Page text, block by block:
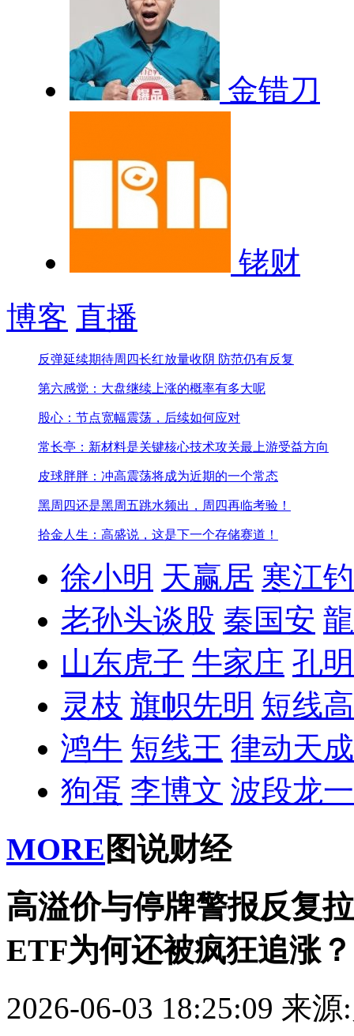
金错刀
铑财
博客 直播
反弹延续期待周四长红放量收阴 防范仍有反复
第六感觉：大盘继续上涨的概率有多大呢
股心：节点宽幅震荡，后续如何应对
常长亭：新材料是关键核心技术攻关最上游受益方向
皮球胖胖：冲高震荡将成为近期的一个常态
黑周四还是黑周五跳水频出，周四再临考验！
拾金人生：高盛说，这是下一个存储赛道！
徐小明 天赢居 寒江
老孙头谈股 秦国安
山东虎子 牛家庄 孔
灵枝 旗帜先明 短线
鸿牛 短线王 律动天成
狗蛋 李博文 波段龙一
MORE 图说财经
高溢价与停牌警报反复
ETF为何还被疯狂追涨？
2026-06-03 18:25:09 来源